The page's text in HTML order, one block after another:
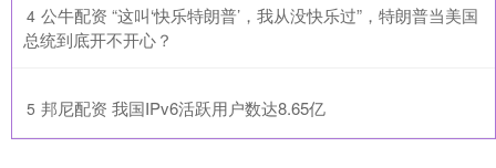
4 ​公牛配资 “这叫‘快乐特朗普’，我从没快乐过”，特朗普当美国
总统到底开不开心？
5 ​邦尼配资 我国IPv6活跃用户数达8.65亿